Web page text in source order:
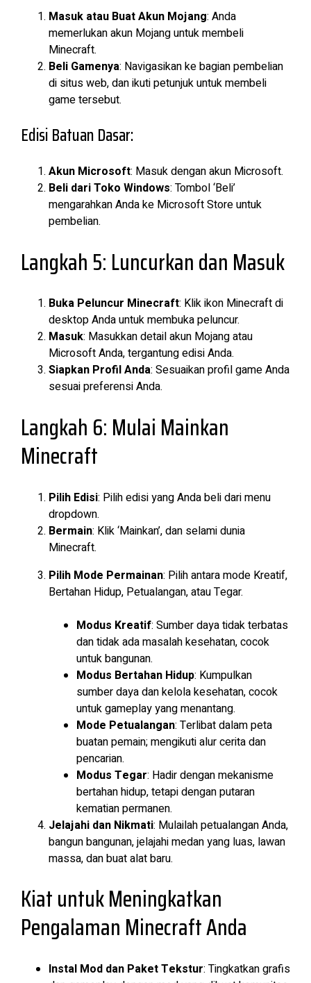
Masuk atau Buat Akun Mojang: Anda
memerlukan akun Mojang untuk membeli
Minecraft.
Beli Gamenya: Navigasikan ke bagian pembelian
di situs web, dan ikuti petunjuk untuk membeli
game tersebut.
Edisi Batuan Dasar:
Akun Microsoft: Masuk dengan akun Microsoft.
Beli dari Toko Windows: Tombol ‘Beli’
mengarahkan Anda ke Microsoft Store untuk
pembelian.
Langkah 5: Luncurkan dan Masuk
Buka Peluncur Minecraft: Klik ikon Minecraft di
desktop Anda untuk membuka peluncur.
Masuk: Masukkan detail akun Mojang atau
Microsoft Anda, tergantung edisi Anda.
Siapkan Profil Anda: Sesuaikan profil game Anda
sesuai preferensi Anda.
Langkah 6: Mulai Mainkan
Minecraft
Pilih Edisi: Pilih edisi yang Anda beli dari menu
dropdown.
Bermain: Klik ‘Mainkan’, dan selami dunia
Minecraft.
Pilih Mode Permainan: Pilih antara mode Kreatif,
Bertahan Hidup, Petualangan, atau Tegar.
Modus Kreatif: Sumber daya tidak terbatas
dan tidak ada masalah kesehatan, cocok
untuk bangunan.
Modus Bertahan Hidup: Kumpulkan
sumber daya dan kelola kesehatan, cocok
untuk gameplay yang menantang.
Mode Petualangan: Terlibat dalam peta
buatan pemain; mengikuti alur cerita dan
pencarian.
Modus Tegar: Hadir dengan mekanisme
bertahan hidup, tetapi dengan putaran
kematian permanen.
Jelajahi dan Nikmati: Mulailah petualangan Anda,
bangun bangunan, jelajahi medan yang luas, lawan
massa, dan buat alat baru.
Kiat untuk Meningkatkan
Pengalaman Minecraft Anda
Instal Mod dan Paket Tekstur: Tingkatkan grafis